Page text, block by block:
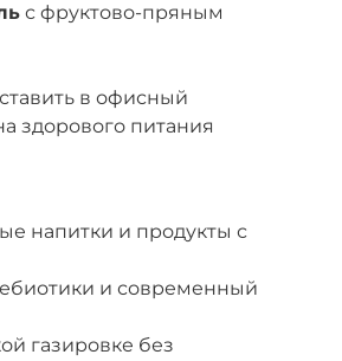
с фруктово-пряным
в офисный
здорового питания
напитки и продукты с
и современный
газировке без